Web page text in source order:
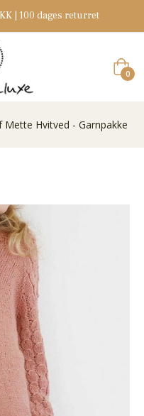
| 100 dages returret
0
Mette Hvitved - Garnpakke